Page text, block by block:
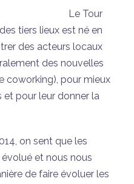
Le Tour
tiers lieux est né en
des acteurs locaux
des nouvelles
coworking), pour mieux
et pour leur donner la
on sent que les
et nous nous
de faire évoluer les